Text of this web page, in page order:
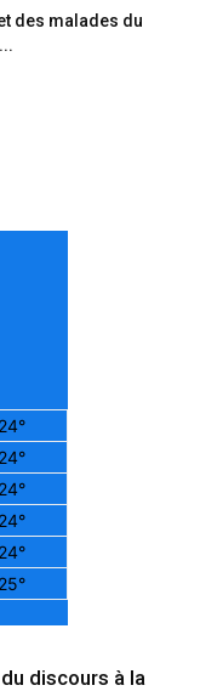
des malades du
24°
24°
24°
24°
24°
25°
discours à la